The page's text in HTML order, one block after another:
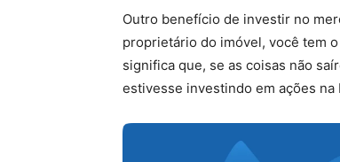
Outro benefício de investir no
proprietário do imóvel, você tem o
significa que, se as coisas não saí
estivesse investindo em ações na